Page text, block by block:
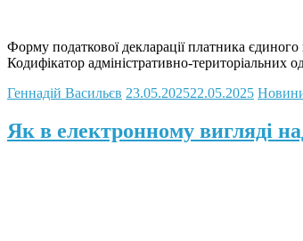
Форму податкової декларації платника
Кодифікатор адміністративно-територіальних
Геннадій Васильєв 23.05.202522.05.2025
Як в електронному вигляді